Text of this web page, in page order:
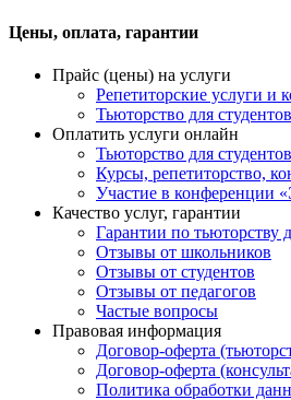
Цены, оплата, гарантии
Прайс (цены) на услуги
Репетиторские услуги и
Тьюторство для студентов
Оплатить услуги онлайн
Тьюторство для студентов
Курсы, репетиторство,
Участие в конференции
Качество услуг, гарантии
Гарантии по тьюторству
Отзывы от школьников
Отзывы от студентов
Отзывы от педагогов
Частые вопросы
Правовая информация
Договор-оферта
Договор-оферта
Политика обработки